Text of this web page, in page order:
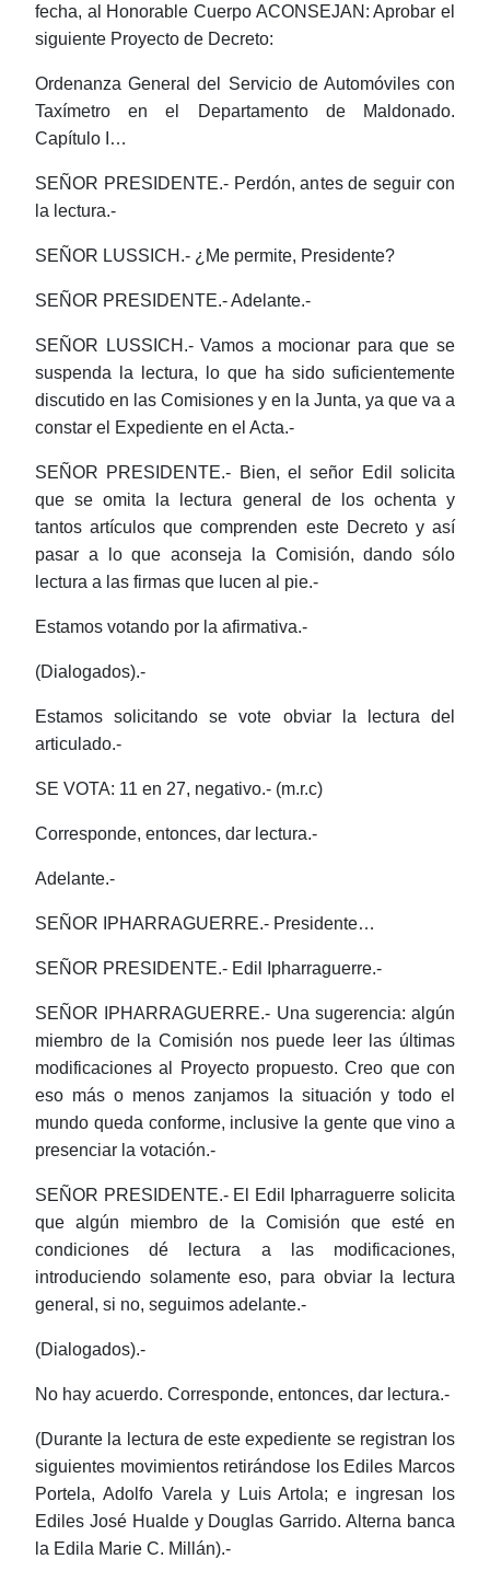
fecha, al Honorable Cuerpo ACONSEJAN: Aprobar el
siguiente Proyecto de Decreto:
Ordenanza General del Servicio de Automóviles con
Taxímetro en el Departamento de Maldonado.
Capítulo I…
SEÑOR PRESIDENTE.- Perdón, antes de seguir con
la lectura.-
SEÑOR LUSSICH.- ¿Me permite, Presidente?
SEÑOR PRESIDENTE.- Adelante.-
SEÑOR LUSSICH.- Vamos a mocionar para que se
suspenda la lectura, lo que ha sido suficientemente
discutido en las Comisiones y en la Junta, ya que va a
constar el Expediente en el Acta.-
SEÑOR PRESIDENTE.- Bien, el señor Edil solicita
que se omita la lectura general de los ochenta y
tantos artículos que comprenden este Decreto y así
pasar a lo que aconseja la Comisión, dando sólo
lectura a las firmas que lucen al pie.-
Estamos votando por la afirmativa.-
(Dialogados).-
Estamos solicitando se vote obviar la lectura del
articulado.-
SE VOTA: 11 en 27, negativo.- (m.r.c)
Corresponde, entonces, dar lectura.-
Adelante.-
SEÑOR IPHARRAGUERRE.- Presidente…
SEÑOR PRESIDENTE.- Edil Ipharraguerre.-
SEÑOR IPHARRAGUERRE.- Una sugerencia: algún
miembro de la Comisión nos puede leer las últimas
modificaciones al Proyecto propuesto. Creo que con
eso más o menos zanjamos la situación y todo el
mundo queda conforme, inclusive la gente que vino a
presenciar la votación.-
SEÑOR PRESIDENTE.- El Edil Ipharraguerre solicita
que algún miembro de la Comisión que esté en
condiciones dé lectura a las modificaciones,
introduciendo solamente eso, para obviar la lectura
general, si no, seguimos adelante.-
(Dialogados).-
No hay acuerdo. Corresponde, entonces, dar lectura.-
(Durante la lectura de este expediente se registran los
siguientes movimientos retirándose los Ediles Marcos
Portela, Adolfo Varela y Luis Artola; e ingresan los
Ediles José Hualde y Douglas Garrido. Alterna banca
la Edila Marie C. Millán).-